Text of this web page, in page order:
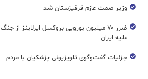
وزیر صمت عازم قرقیزستان شد
ضرر ۷۰ میلیون یورویی بروکسل ایرلاینز از جنگ
علیه ایران
جزئیات گفت‌وگوی تلویزیونی پزشکیان با مردم